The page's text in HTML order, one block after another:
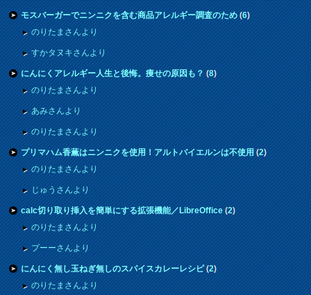
モスバーガーでニンニクを含む商品アレルギー調査のため(6)
のりたまさんより
すかタヌキさんより
にんにくアレルギー人生と後悔。痩せの原因も？(8)
のりたまさんより
あみさんより
のりたまさんより
プリマハム香薫はニンニクを使用！アルトバイエルンは不使用(2)
のりたまさんより
じゅうさんより
calc切り取り挿入を簡単にする拡張機能／LibreOffice(2)
のりたまさんより
プーーさんより
にんにく無し玉ねぎ無しのスパイスカレーレシピ(2)
のりたまさんより